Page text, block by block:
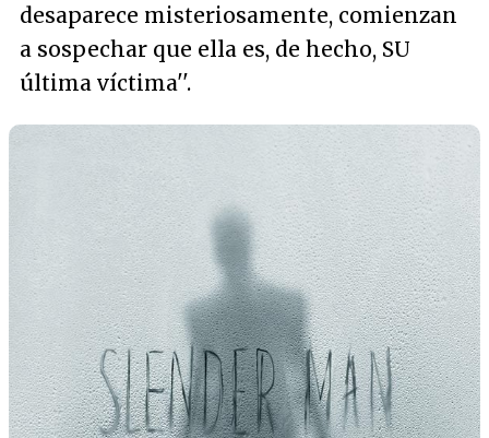
desaparece misteriosamente, comienzan
a sospechar que ella es, de hecho, SU
última víctima''.